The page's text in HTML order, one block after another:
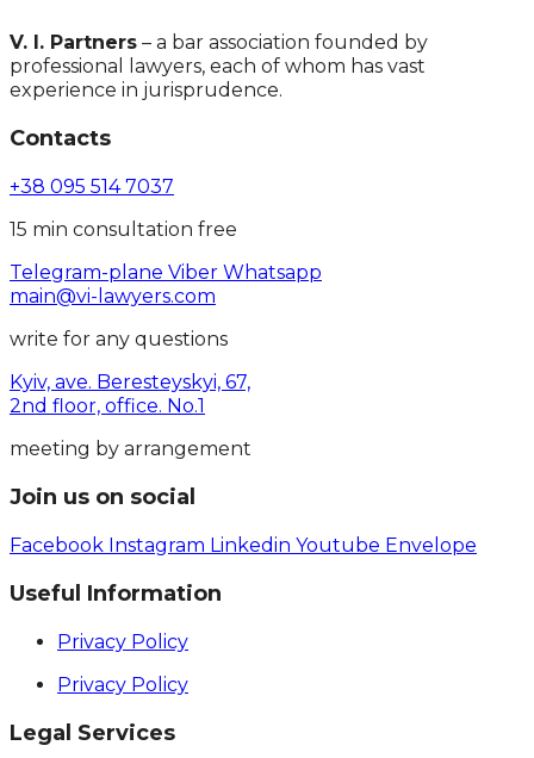
V. I. Partners – a bar association founded by
professional lawyers, each of whom has vast
experience in jurisprudence.
Contacts
+38 095 514 7037
15 min consultation free
Telegram-plane Viber Whatsapp
main@vi-lawyers.com
write for any questions
Kyiv, ave. Beresteyskyi, 67,
2nd floor, office. No.1
meeting by arrangement
Join us on social
Facebook Instagram Linkedin Youtube Envelope
Useful Information
Privacy Policy
Privacy Policy
Legal Services